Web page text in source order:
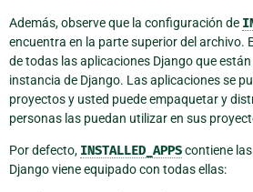
Además, observe que la configuración de
encuentra en la parte superior del archivo.
de todas las aplicaciones Django que
instancia de Django. Las aplicaciones se
proyectos y usted puede empaquetar y
personas las puedan utilizar en sus
Por defecto, INSTALLED_APPScontiene
Django viene equipado con todas ellas: